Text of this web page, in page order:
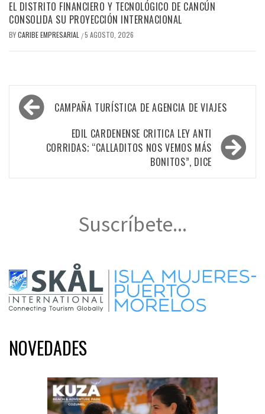
EL DISTRITO FINANCIERO Y TECNOLÓGICO DE CANCÚN
CONSOLIDA SU PROYECCIÓN INTERNACIONAL
BYCARIBE EMPRESARIAL /5 AGOSTO, 2026
Navegación
de
entradas
CAMPAÑA TURÍSTICA DE AGENCIA DE VIAJES
EDIL CARDENENSE CRITICA LEY ANTI
CORRIDAS; “CALLADITOS NOS VEMOS MÁS
BONITOS”, DICE
Suscríbete...
NOVEDADES